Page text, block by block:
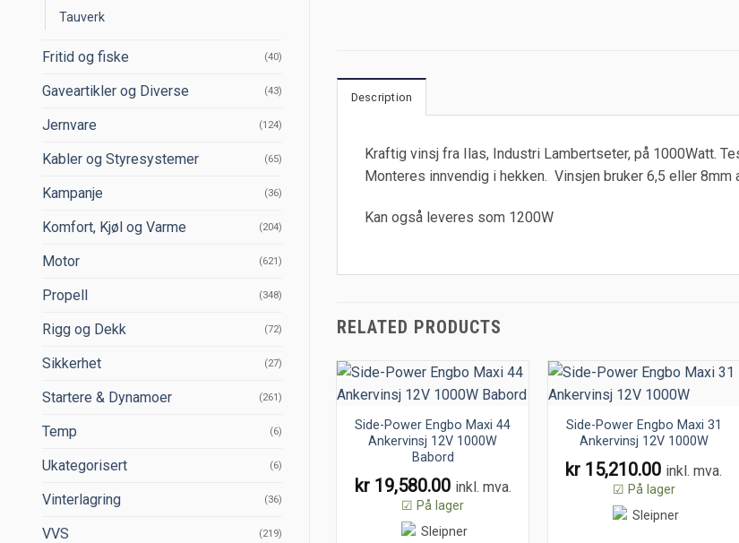
Tauverk
Fritid og fiske (40)
Gaveartikler og Diverse (43)
Jernvare (124)
Kabler og Styresystemer (65)
Kampanje (36)
Komfort, Kjøl og Varme (204)
Motor (621)
Propell (348)
Rigg og Dekk (72)
Sikkerhet (27)
Startere & Dynamoer (261)
Temp (6)
Ukategorisert (6)
Vinterlagring (36)
VVS (219)
Description
Kraftig vinsj fra Ilas, Industri Lambertseter, på 1000Watt.
Monteres innvendig i hekken. Vinsjen bruker 6,5 eller 8mm
Kan også leveres som 1200W
RELATED PRODUCTS
Side-Power Engbo Maxi 44
Ankervinsj 12V 1000W
Babord
kr19,580.00 inkl. mva.
☑ På lager
Side-Power Engbo Maxi 31
Ankervinsj 12V 1000W
kr 15,210.00 inkl. mva.
☑ På lager